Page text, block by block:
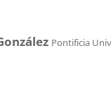
Pontificia